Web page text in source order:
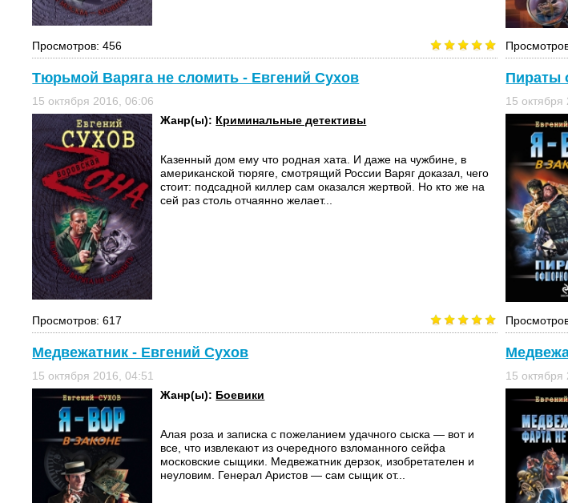
Просмотров: 456
Тюрьмой Варяга не сломить - Евгений Сухов
15 октября 2016, 06:06
Жанр(ы): Криминальные детективы
Казенный дом ему что родная хата. И даже на чужбине, в
американской тюряге, смотрящий России Варяг доказал, чего
стоит: подсадной киллер сам оказался жертвой. Но кто же на
сей раз столь отчаянно желает...
Просмотров: 617
Пираты
15
Медвежатник - Евгений Сухов
15 октября 2016, 04:51
Жанр(ы): Боевики
Алая роза и записка с пожеланием удачного сыска — вот и
все, что извлекают из очередного взломанного сейфа
московские сыщики. Медвежатник дерзок, изобретателен и
неуловим. Генерал Аристов — сам сыщик от...
15 октября